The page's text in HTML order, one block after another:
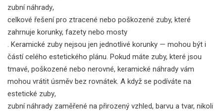
zubní náhrady,
celkové řešení pro ztracené nebo poškozené zuby, které
zahrnuje korunky, fazety nebo mosty
. Keramické zuby nejsou jen jednotlivé korunky — mohou být i
částí celého estetického plánu. Pokud máte zuby, které jsou
tmavé, poškozené nebo nerovné, keramické náhrady vám
mohou vrátit úsměv bez rovnátek. A když se podíváte na
estetické zuby,
zubní náhrady zaměřené na přirozený vzhled, barvu a tvar, nikoli